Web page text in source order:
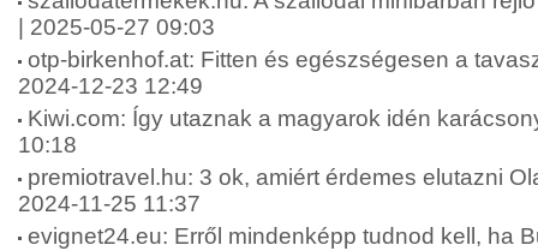
| 2025-05-27 09:03
otp-birkenhof.at: Fitten és egészségesen a
2024-12-23 12:49
Kiwi.com: Így utaznak a magyarok idén
10:18
premiotravel.hu: 3 ok, amiért érdemes elutazni
2024-11-25 11:37
evignet24.eu: Erről mindenképp tudnod kell, ha